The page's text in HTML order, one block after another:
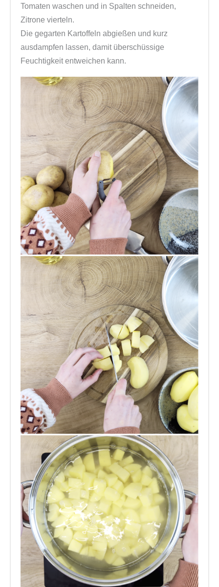
Tomaten waschen und in Spalten schneiden,
Zitrone vierteln.
Die gegarten Kartoffeln abgießen und kurz
ausdampfen lassen, damit überschüssige
Feuchtigkeit entweichen kann.